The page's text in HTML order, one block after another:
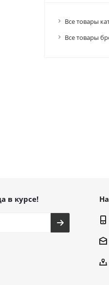
Все товары
Все товары
в курсе!